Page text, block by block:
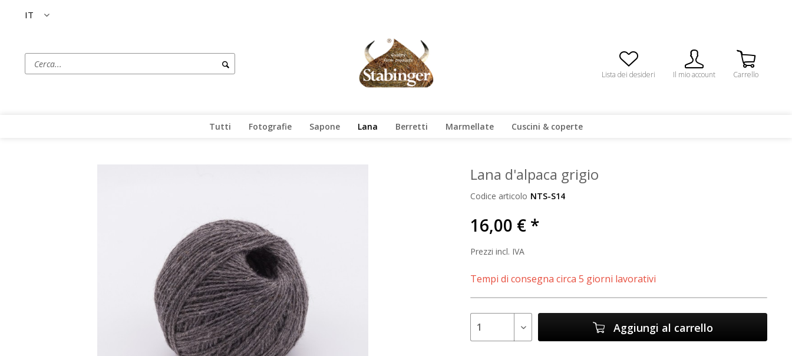
IT
Lista dei desideri Il mio account Carrello
Tutti Fotografie Sapone Lana Berretti Marmellate Cuscini & coperte
Lana d'alpaca grigio
Codice articolo NTS-S14
16,00 € *
Prezzi incl. IVA
Tempi di consegna circa 5 giorni lavorativi
Aggiungi al carrello